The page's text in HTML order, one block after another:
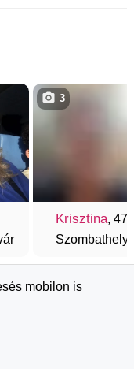
Krisztina, 47
Szombathely
3
mobilon is